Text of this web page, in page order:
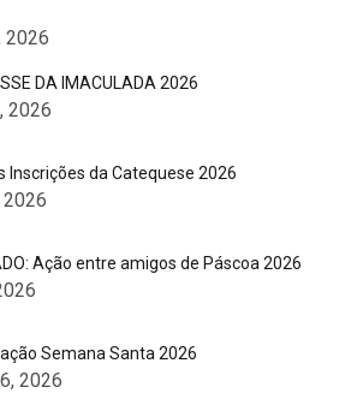
2026
DA IMACULADA 2026
2026
Inscrições da Catequese 2026
Ação entre amigos de Páscoa 2026
Semana Santa 2026
2026